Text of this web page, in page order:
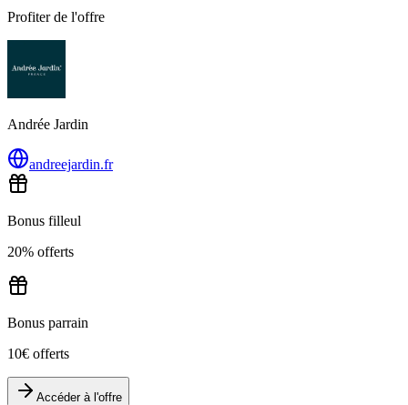
Profiter de l'offre
Andrée Jardin
andreejardin.fr
Bonus filleul
20% offerts
Bonus parrain
10€ offerts
Accéder à l'offre